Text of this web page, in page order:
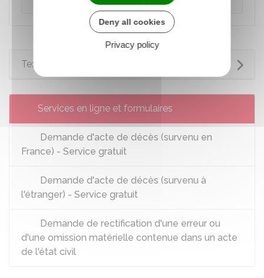
Textes de référence
Services en ligne et formulaires
Demande d'acte de décès (survenu en
France) - Service gratuit
Demande d'acte de décès (survenu à
l'étranger) - Service gratuit
Demande de rectification d'une erreur ou
d'une omission matérielle contenue dans un acte
de l'état civil
Deny all cookies
Privacy policy